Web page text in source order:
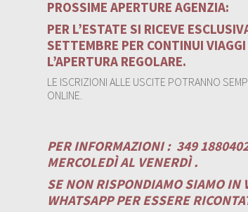
PROSSIME APERTURE AGENZIA:
PER L’ESTATE SI RICEVE
SETTEMBRE PER CONTINUI
L’APERTURA REGOLARE.
LE ISCRIZIONI ALLE USCITE POTRANNO
ONLINE.
PER INFORMAZIONI : 349
MERCOLEDÌ AL VENERDÌ .
SE NON RISPONDIAMO SIAMO IN
WHATSAPP PER ESSERE